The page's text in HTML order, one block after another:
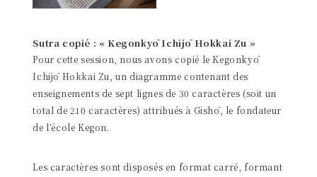
Sutra copié : « Kegonkyō Ichijō Hokkai Zu »
Pour cette session, nous avons copié le Kegonkyō
Ichijō Hokkai Zu, un diagramme contenant des
enseignements de sept lignes de 30 caractères (soit un
total de 210 caractères) attribués à Gishō, le fondateur
de l’école Kegon.
Les caractères sont disposés en format carré, formant